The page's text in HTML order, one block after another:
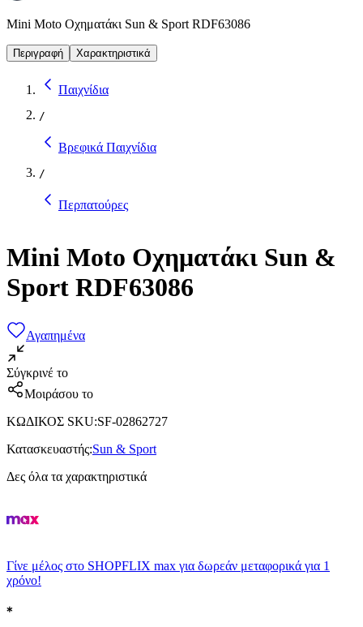
Mini Moto Oχηματάκι Sun & Sport RDF63086
Περιγραφή Χαρακτηριστικά
Παιχνίδια
/
Βρεφικά Παιχνίδια
/
Περπατούρες
Mini Moto Oχηματάκι Sun &
Sport RDF63086
Αγαπημένα
Σύγκρινέ το
Μοιράσου το
ΚΩΔΙΚΟΣ SKU:SF-02862727
Κατασκευαστής:Sun & Sport
Δες όλα τα χαρακτηριστικά
Γίνε μέλος στο SHOPFLIX max για δωρεάν μεταφορικά για 1
χρόνο!